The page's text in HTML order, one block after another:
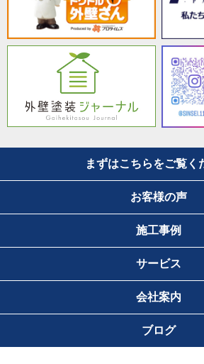
まずはこちらをご覧く
お客様の声
施工事例
サービス
会社案内
ブログ